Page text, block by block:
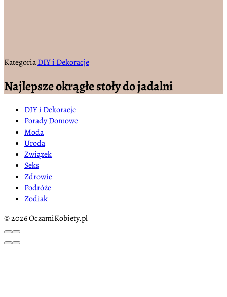
KategoriaDIY i Dekoracje
Najlepsze okrągłe stoły do jadalni
DIY i Dekoracje
Porady Domowe
Moda
Uroda
Związek
Seks
Zdrowie
Podróże
Zodiak
© 2026 OczamiKobiety.pl